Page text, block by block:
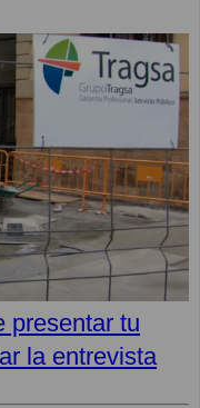
presentar tu
la entrevista